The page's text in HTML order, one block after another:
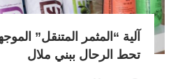
آلية “المثمر المتنقل”
تحط الرحال ببني ملال